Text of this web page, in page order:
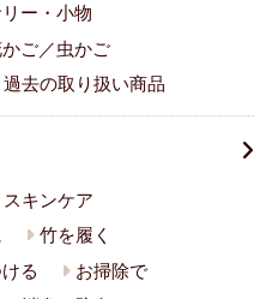
ー・小物
ご／虫かご
過去の取り扱い商品
スキンケア
竹を履く
る
お掃除で